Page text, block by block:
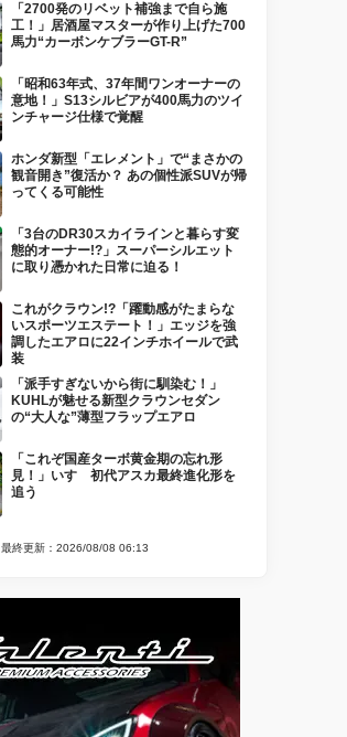
「2700発のリベット補強まで自ら施
工！」居酒屋マスターが作り上げた700
馬力“カーボンケブラーGT-R”
「昭和63年式、37年間ワンオーナーの
意地！」S13シルビアが400馬力のツイ
ンチャージ仕様で覚醒
ホンダ新型「エレメント」で“まさかの
観音開き”復活か？ あの個性派SUVが帰
ってくる可能性
「3台のDR30スカイラインと暮らす変
態的オーナー!?」スーパーシルエット
に取り憑かれた日常に迫る！
これがクラウン!?「躍動感がたまらな
いスポーツエステート！」エッジを強
調したエアロに22インチホイールで武
装
「派手すぎないから街に馴染む！」
KUHLが魅せる新型クラウンセダン
の“大人な”薄型フラップエアロ
「これぞ国産ターボ黄金期の忘れ形
見！」いすゞ初代アスカ最終進化形を
追う
最終更新：2026/08/08 06:13